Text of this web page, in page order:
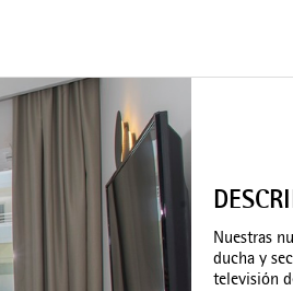
Nuestras
ducha y
televisión